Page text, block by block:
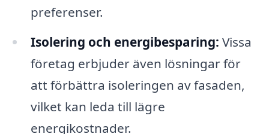
preferenser.
Isolering och energibesparing: Vissa
företag erbjuder även lösningar för
att förbättra isoleringen av fasaden,
vilket kan leda till lägre
energikostnader.